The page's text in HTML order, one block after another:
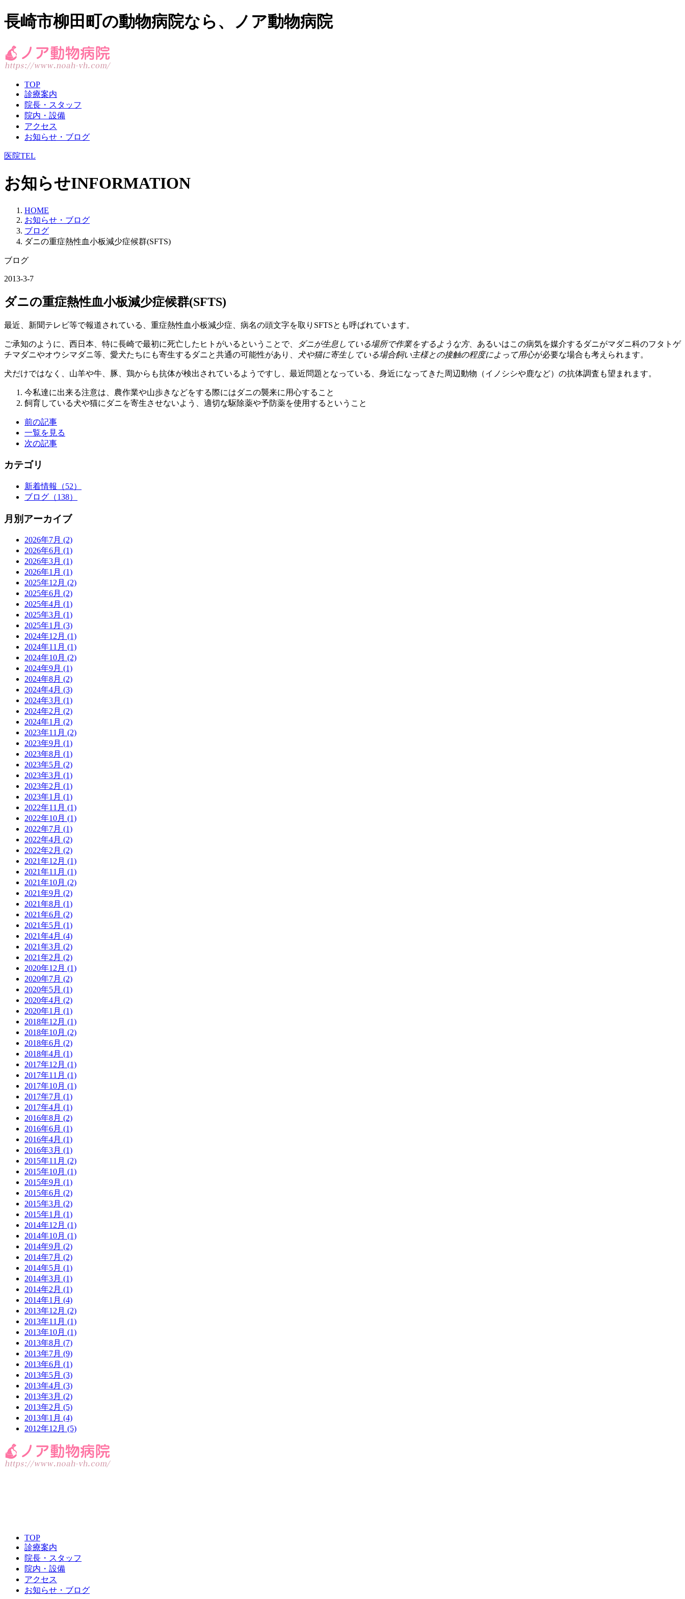
長崎市柳田町の動物病院なら、ノア動物病院
TOP
診療案内
院長・スタッフ
院内・設備
アクセス
お知らせ・ブログ
医院TEL
お知らせINFORMATION
HOME
お知らせ・ブログ
ブログ
ダニの重症熱性血小板減少症候群(SFTS)
ブログ
2013-3-7
ダニの重症熱性血小板減少症候群(SFTS)
最近、新聞テレビ等で報道されている、重症熱性血小板減少症、病名の頭文字を取りSFTSとも呼ばれています。
ご承知のように、西日本、特に長崎で最初に死亡したヒトがいるということで、 ダニが生息している場所で作業をするような方、あるいはこの病気を媒介するダニがマダニ科のフタトゲ
チマダニやオウシマダニ等、愛犬たちにも寄生するダニと共通の可能性があり、
犬や猫に寄生している場合飼い主様との接触の程度によって用心が必要な場合も考えられます。
犬だけではなく、山羊や牛、豚、鶏からも抗体が検出されているようですし、最近問題となっている、身近になってきた周辺動物（イノシシや鹿など）の抗体調査も望まれます。
今私達に出来る注意は、農作業や山歩きなどをする際にはダニの襲来に用心すること
飼育している犬や猫にダニを寄生させないよう、適切な駆除薬や予防薬を使用するということ
前の記事
一覧を見る
次の記事
カテゴリ
新着情報
（52）
ブログ （138）
月別アーカイブ
2026年7月 (2)
2026年6月 (1)
2026年3月 (1)
2026年1月 (1)
2025年12月 (2)
2025年6月 (2)
2025年4月 (1)
2025年3月 (1)
2025年1月 (3)
2024年12月 (1)
2024年11月 (1)
2024年10月 (2)
2024年9月 (1)
2024年8月 (2)
2024年4月 (3)
2024年3月 (1)
2024年2月 (2)
2024年1月 (2)
2023年11月 (2)
2023年9月 (1)
2023年8月 (1)
2023年5月 (2)
2023年3月 (1)
2023年2月 (1)
2023年1月 (1)
2022年11月 (1)
2022年10月 (1)
2022年7月 (1)
2022年4月 (2)
2022年2月 (2)
2021年12月 (1)
2021年11月 (1)
2021年10月 (2)
2021年9月 (2)
2021年8月 (1)
2021年6月 (2)
2021年5月 (1)
2021年4月 (4)
2021年3月 (2)
2021年2月 (2)
2020年12月 (1)
2020年7月 (2)
2020年5月 (1)
2020年4月 (2)
2020年1月 (1)
2018年12月 (1)
2018年10月 (2)
2018年6月 (2)
2018年4月 (1)
2017年12月 (1)
2017年11月 (1)
2017年10月 (1)
2017年7月 (1)
2017年4月 (1)
2016年8月 (2)
2016年6月 (1)
2016年4月 (1)
2016年3月 (1)
2015年11月 (2)
2015年10月 (1)
2015年9月 (1)
2015年6月 (2)
2015年3月 (2)
2015年1月 (1)
2014年12月 (1)
2014年10月 (1)
2014年9月 (2)
2014年7月 (2)
2014年5月 (1)
2014年3月 (1)
2014年2月 (1)
2014年1月 (4)
2013年12月 (2)
2013年11月 (1)
2013年10月 (1)
2013年8月 (7)
2013年7月 (9)
2013年6月 (1)
2013年5月 (3)
2013年4月 (3)
2013年3月 (2)
2013年2月 (5)
2013年1月 (4)
2012年12月 (5)
TOP
診療案内
院長・スタッフ
院内・設備
アクセス
お知らせ・ブログ